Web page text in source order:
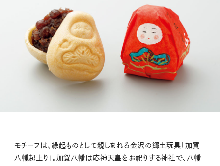
モチーフは、縁起ものとして親しまれる金沢の郷土玩具「加賀
八幡起上り」。加賀八幡は応神天皇をお祀りする神社で、八幡